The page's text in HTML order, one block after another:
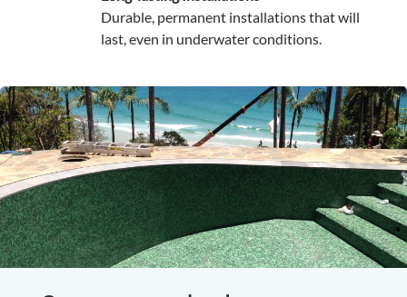
Durable, permanent installations that will
last, even in underwater conditions.